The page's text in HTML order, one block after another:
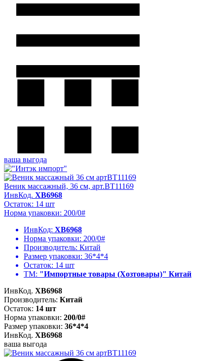
ваша выгода
Веник массажный, 36 см, арт.BT11169
ИнвКод. ХВ6968
Остаток: 14 шт
Норма упаковки: 200/0#
ИнвКод: ХВ6968
Норма упаковки: 200/0#
Производитель: Китай
Размер упаковки: 36*4*4
Остаток: 14 шт
ТМ: "Импортные товары (Хозтовары)" Китай
ИнвКод. ХВ6968
Производитель: Китай
Остаток: 14 шт
Норма упаковки: 200/0#
Размер упаковки: 36*4*4
ИнвКод. ХВ6968
ваша выгода